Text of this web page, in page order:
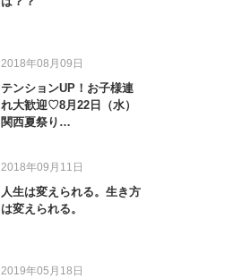
2018年08月09日
テンションUP！お子様連
れ大歓迎♡8月22日（水）
関西夏祭り…
2018年09月11日
人生は変えられる。生き方
は変えられる。
2019年05月18日